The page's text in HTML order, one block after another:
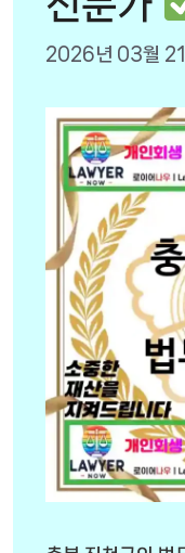
2026년 03월